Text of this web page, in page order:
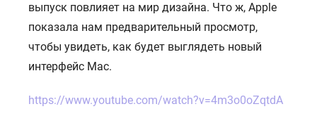
выпуск повлияет на мир дизайна. Что ж, Apple
показала нам предварительный просмотр,
чтобы увидеть, как будет выглядеть новый
интерфейс Mac.
https://www.youtube.com/watch?v=4m3o0oZqtdA